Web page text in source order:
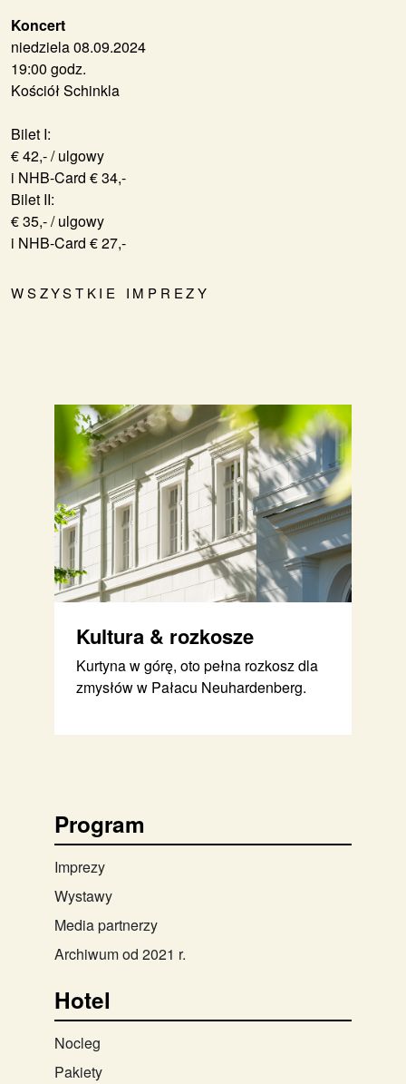
Koncert
niedziela 08.09.2024
19:00 godz.
Kościół Schinkla
Bilet I:
€ 42,- / ulgowy
i NHB-Card € 34,-
Bilet II:
€ 35,- / ulgowy
i NHB-Card € 27,-
WSZYSTKIE IMPREZY
Kultura & rozkosze
Kurtyna w górę, oto pełna rozkosz dla
zmysłów w Pałacu Neuhardenberg.
Program
Imprezy
Wystawy
Media partnerzy
Archiwum od 2021 r.
Hotel
Nocleg
Pakiety